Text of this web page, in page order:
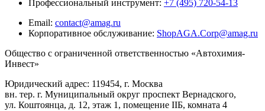
Профессиональный инструмент: +7 (495) 720-54-13
Email: contact@amag.ru
Корпоративное обслуживание: ShopAGA.Corp@amag.ru
Общество с ограниченной ответственностью «Автохимия-
Инвест»
Юридический адрес: 119454, г. Москва
вн. тер. г. Муниципальный округ проспект Вернадского,
ул. Коштоянца, д. 12, этаж 1, помещение IIБ, комната 4